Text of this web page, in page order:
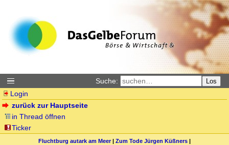
Suche: Los
Login
zurück zur Hauptseite
in Thread öffnen
Ticker
Fluchtburg autark am Meer| Zum Tode Jürgen Küßners |